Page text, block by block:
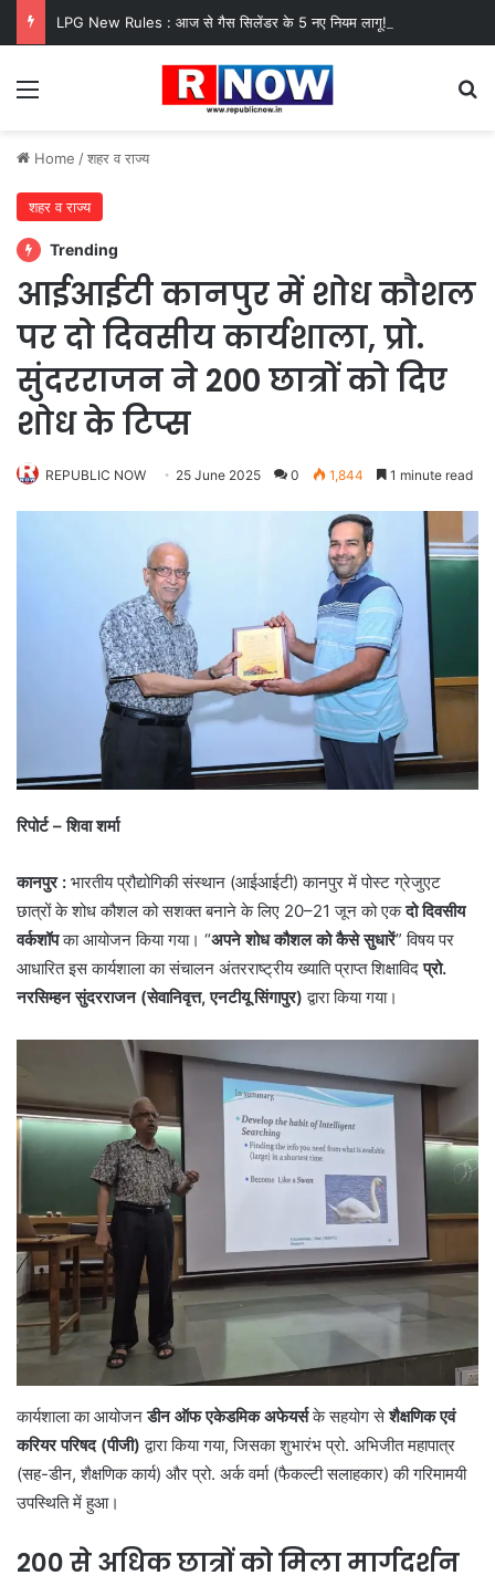
Menu
Home /शहर व राज्य
शहर व राज्य
Trending
आईआईटी कानपुर में शोध कौशल
पर दो दिवसीय कार्यशाला, प्रो.
सुंदरराजन ने 200 छात्रों को दिए
शोध के टिप्स
REPUBLIC NOW 25 June 2025 0 1,844 1 minute read
रिपोर्ट – शिवा शर्मा
कानपुर : भारतीय प्रौद्योगिकी संस्थान (आईआईटी) कानपुर में पोस्ट ग्रेजुएट
छात्रों के शोध कौशल को सशक्त बनाने के लिए 20–21 जून को एकदो दिवसीय
वर्कशॉपका आयोजन किया गया। “अपने शोध कौशल को कैसे सुधारें” विषय पर
आधारित इस कार्यशाला का संचालन अंतरराष्ट्रीय ख्याति प्राप्त शिक्षाविदप्रो.
नरसिम्हन सुंदरराजन (सेवानिवृत्त, एनटीयू सिंगापुर) द्वारा किया गया।
कार्यशाला का आयोजनडीन ऑफ एकेडमिक अफेयर्सके सहयोग सेशैक्षणिक एवं
करियर परिषद (पीजी) द्वारा किया गया, जिसका शुभारंभ प्रो. अभिजीत महापात्र
(सह-डीन, शैक्षणिक कार्य) और प्रो. अर्क वर्मा (फैकल्टी सलाहकार) की गरिमामयी
उपस्थिति में हुआ।
200 से अधिक छात्रों को मिला मार्गदर्शन